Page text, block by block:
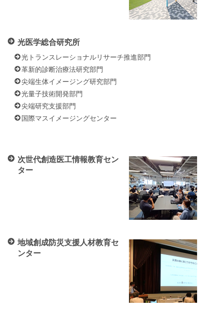
光医学総合研究所
光トランスレーショナルリサーチ推進部門
革新的診断治療法研究部門
尖端生体イメージング研究部門
光量子技術開発部門
尖端研究支援部門
国際マスイメージングセンター
次世代創造医工情報教育セン
ター
地域創成防災支援人材教育セ
ンター